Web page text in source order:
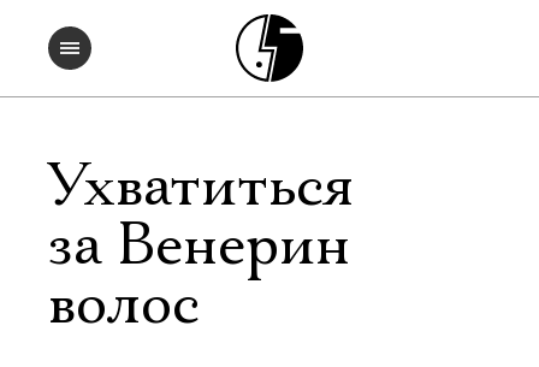
Ухватиться
за Венерин
волос